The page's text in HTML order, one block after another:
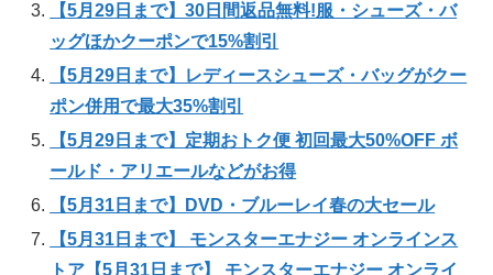
【5月29日まで】30日間返品無料!服・シューズ・バ
ッグほかクーポンで15%割引
【5月29日まで】レディースシューズ・バッグがクー
ポン併用で最大35%割引
【5月29日まで】定期おトク便 初回最大50%OFF ボ
ールド・アリエールなどがお得
【5月31日まで】DVD・ブルーレイ春の大セール
【5月31日まで】 モンスターエナジー オンラインス
トア【5月31日まで】 モンスターエナジー オンライ